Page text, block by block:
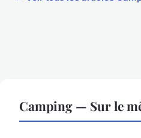
Camping — Sur le